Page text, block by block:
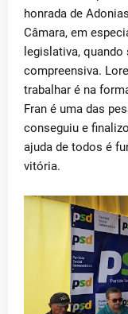
honrada de
Câmara, em
legislativa,
compreensiva.
trabalhar é na
Fran é uma das
conseguiu e
ajuda de todos é
vitória.